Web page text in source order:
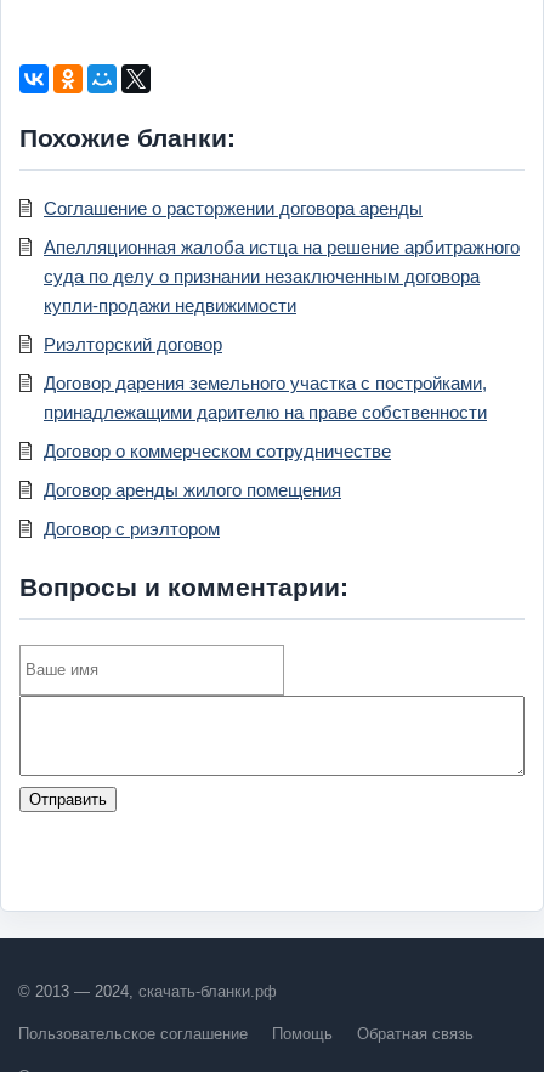
Похожие бланки:
Соглашение о расторжении договора аренды
Апелляционная жалоба истца на решение арбитражного
суда по делу о признании незаключенным договора
купли-продажи недвижимости
Риэлторский договор
Договор дарения земельного участка с постройками,
принадлежащими дарителю на праве собственности
Договор о коммерческом сотрудничестве
Договор аренды жилого помещения
Договор с риэлтором
Вопросы и комментарии:
Отправить
© 2013 — 2024, скачать-бланки.рф
Пользовательское соглашение Помощь Обратная связь